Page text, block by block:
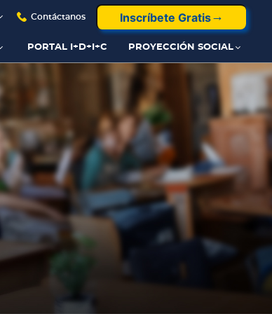
Contáctanos Inscríbete Gratis
PORTAL I+D+I+C PROYECCIÓN SOCIAL